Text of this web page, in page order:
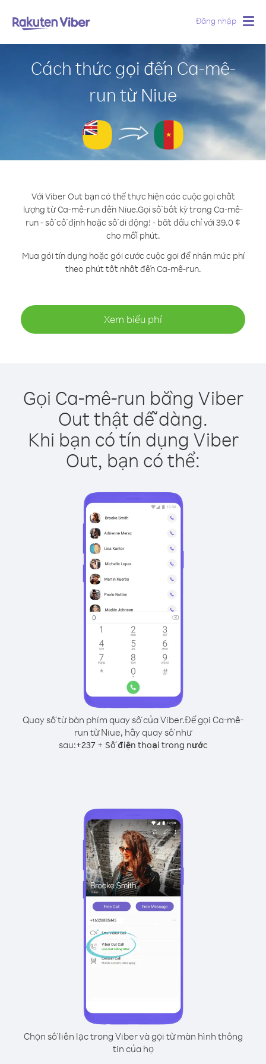
Đăng nhập
Cách thức gọi đến Ca-mê-
run từ Niue
Với Viber Out bạn có thể thực hiện các cuộc gọi chất
lượng từ Ca-mê-run đến Niue.Gọi số bất kỳ trong Ca-mê-
run - số cố định hoặc số di động! - bắt đầu chỉ với 39.0 ¢
cho mỗi phút.
Mua gói tín dụng hoặc gói cước cuộc gọi để nhận mức phí
theo phút tốt nhất đến Ca-mê-run.
Xem biểu phí
Gọi Ca-mê-run bằng Viber
Out thật dễ dàng.
Khi bạn có tín dụng Viber
Out, bạn có thể:
Quay số từ bàn phím quay số của Viber.Để gọi Ca-mê-
run từ Niue, hãy quay số như
sau:+237+ Số điện thoại trong nước
Chọn số liên lạc trong Viber và gọi từ màn hình thông
tin của họ